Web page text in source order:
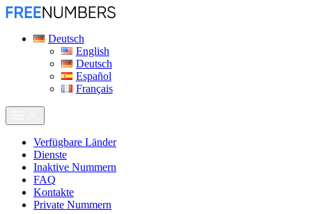
Deutsch
English
Deutsch
Español
Français
Verfügbare Länder
Dienste
Inaktive Nummern
FAQ
Kontakte
Private Nummern